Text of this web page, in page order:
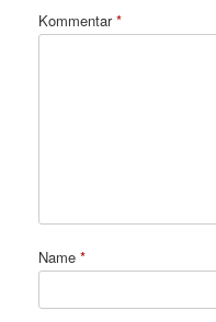
Kommentar*
Name *